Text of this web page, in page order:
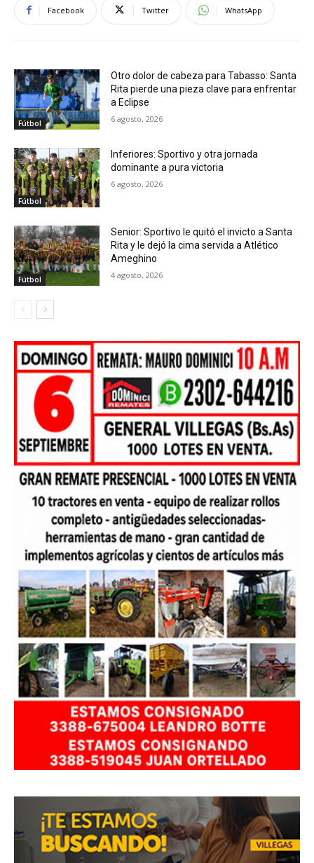
Facebook Twitter WhatsApp
Fútbol
Otro dolor de cabeza para Tabasso: Santa
Rita pierde una pieza clave para enfrentar
a Eclipse
6 agosto, 2026
Fútbol
Inferiores: Sportivo y otra jornada
dominante a pura victoria
6 agosto, 2026
Fútbol
Senior: Sportivo le quitó el invicto a Santa
Rita y le dejó la cima servida a Atlético
Ameghino
4 agosto, 2026